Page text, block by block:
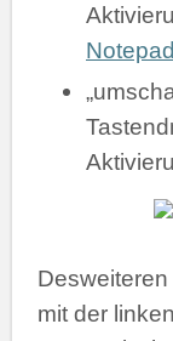
Notepad
mit der